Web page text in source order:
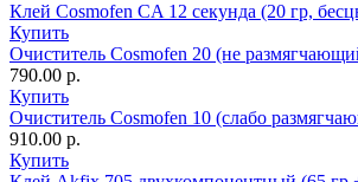
Клей Сosmofen CA 12 секунда (20 гр,
Купить
Очиститель Cosmofen 20 (не
790.00 р.
Купить
Очиститель Cosmofen 10 (слабо
910.00 р.
Купить